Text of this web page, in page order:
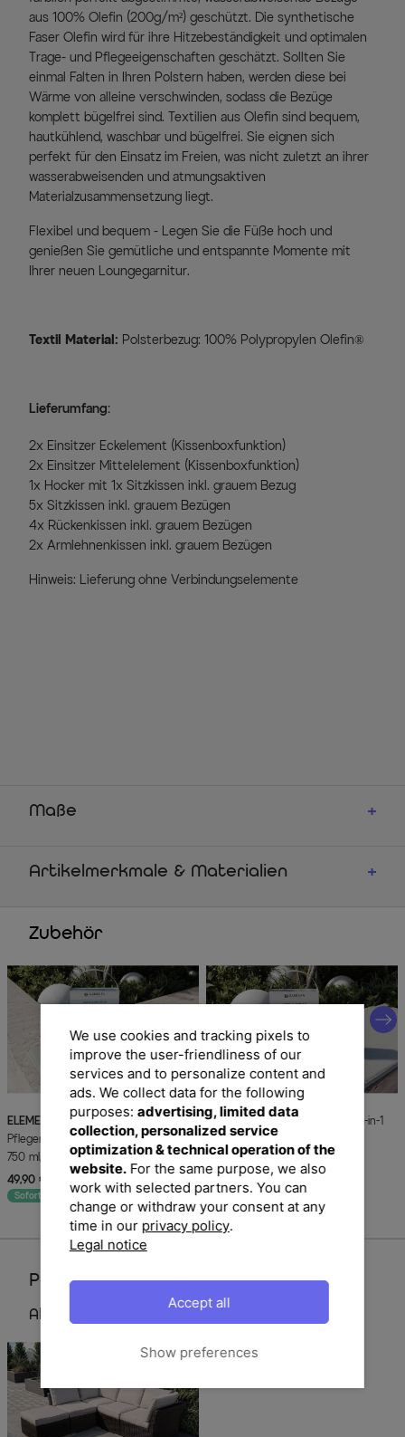
aus 100% Olefin (200g/m²) geschützt. Die synthetische
Faser Olefin wird für ihre Hitzebeständigkeit und optimalen
Trage- und Pflegeeigenschaften geschätzt. Sollten Sie
einmal Falten in Ihren Polstern haben, werden diese bei
Wärme von alleine verschwinden, sodass die Bezüge
komplett bügelfrei sind. Textilien aus Olefin sind bequem,
hautkühlend, waschbar und bügelfrei. Sie eignen sich
perfekt für den Einsatz im Freien, was nicht zuletzt an ihrer
wasserabweisenden und atmungsaktiven
Materialzusammensetzung liegt.
Flexibel und bequem - Legen Sie die Füße hoch und
genießen Sie gemütliche und entspannte Momente mit
Ihrer neuen Loungegarnitur.
Textil Material: Polsterbezug: 100% Polypropylen Olefin®
Lieferumfang:
2x Einsitzer Eckelement (Kissenboxfunktion)
2x Einsitzer Mittelelement (Kissenboxfunktion)
1x Hocker mit 1x Sitzkissen inkl. grauem Bezug
5x Sitzkissen inkl. grauem Bezügen
4x Rückenkissen inkl. grauem Bezügen
2x Armlehnenkissen inkl. grauem Bezügen
Hinweis: Lieferung ohne Verbindungselemente
Maße
Artikelmerkmale & Materialien
Zubehör
ELEMENTA
Pflegemittel für Textilien & Stoffe, 2x
750 ml, Cleaner & Protector
49,90 €
Sofort lieferbar
ELEMENTAMulti Surface KITS 3-in-1
Box Pflegemittel,
Gartenmöbelreinigung und
Oberflächenschutz, 2 x 750 ml
49,90 € UVP 64,90 €
Sofort lieferbar
Perfektionieren Sie Ihren Garten
Alternativ Artikel
We use cookies and tracking pixels to
improve the user-friendliness of our
services and to personalize content and
ads. We collect data for the following
purposes: advertising, limited data
collection, personalized service
optimization & technical operation of the
website.For the same purpose, we also
work with selected partners. You can
change or withdraw your consent at any
time in our privacy policy.
Legal notice
Show preferences
Accept all